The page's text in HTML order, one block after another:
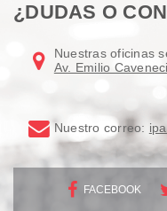
¿DUDAS O
Nuestras oficinas
Av. Emilio
Nuestro correo:
FACEBOOK